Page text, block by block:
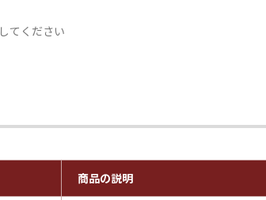
てください
商品の説明